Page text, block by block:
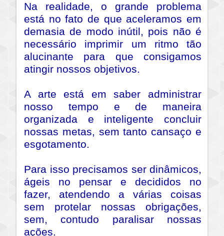
Na realidade, o grande problema
está no fato de que aceleramos em
demasia de modo inútil, pois não é
necessário imprimir um ritmo tão
alucinante para que consigamos
atingir nossos objetivos.
A arte está em saber administrar
nosso tempo e de maneira
organizada e inteligente concluir
nossas metas, sem tanto cansaço e
esgotamento.
Para isso precisamos ser dinâmicos,
ágeis no pensar e decididos no
fazer, atendendo a várias coisas
sem protelar nossas obrigações,
sem, contudo paralisar nossas
ações.